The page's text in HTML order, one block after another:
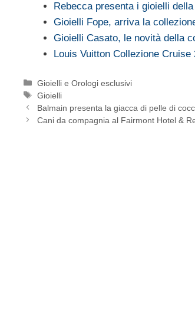
Rebecca presenta i gioielli
Gioielli Fope, arriva la
Gioielli Casato, le novità della
Louis Vuitton Collezione Cruise
Categorie
Gioielli e Orologi esclusivi
Tag
Gioielli
Balmain presenta la giacca di pelle di
Cani da compagnia al Fairmont Hotel &